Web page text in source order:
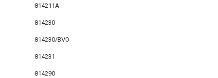
814211A
814230
814230/BV0
814231
814290